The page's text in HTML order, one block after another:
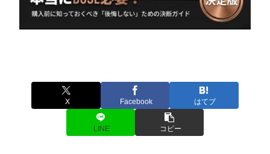
X Facebook はてブ
LINE コピー